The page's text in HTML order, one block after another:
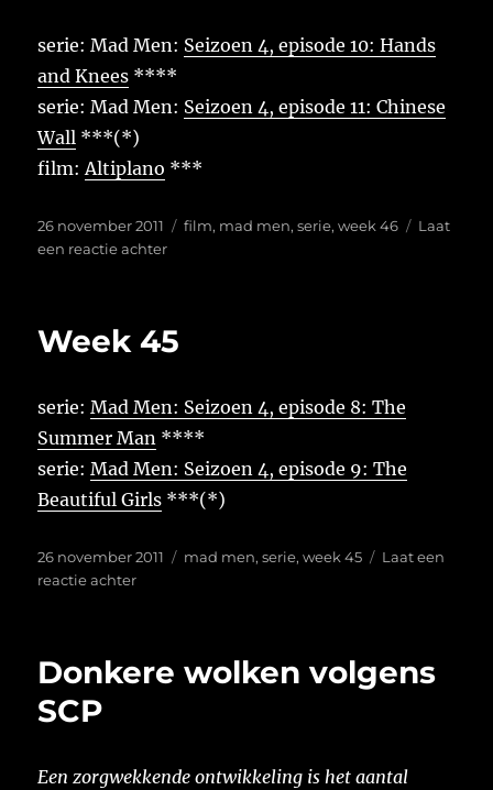
serie: Mad Men: Seizoen 4, episode 10: Hands
and Knees ****
serie: Mad Men: Seizoen 4, episode 11: Chinese
Wall ***(*)
film:Altiplano ***
Geplaatst
op
26 november 2011 Tags
film, mad men,serie,week 46
Laat
een reactie achterop
Week 45
serie:Mad Men: Seizoen 4, episode 8: The
Summer Man ****
serie:Mad Men: Seizoen 4, episode 9: The
Beautiful Girls ***(*)
Geplaatst
op
26 november 2011 Tags
mad men,serie,week 45
Laat een
reactie achterop
Donkere wolken volgens
SCP
Een zorgwekkende ontwikkeling is het aantal